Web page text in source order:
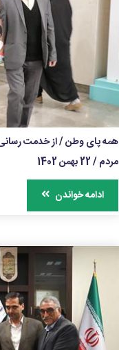
همه پای وطن / از
مردم / 22 بهمن 1402
ادامه خواندن